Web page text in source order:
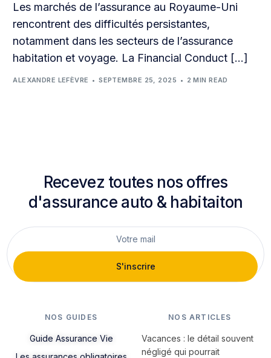
Les marchés de l’assurance au Royaume-Uni
rencontrent des difficultés persistantes,
notamment dans les secteurs de l’assurance
habitation et voyage. La Financial Conduct […]
ALEXANDRE LEFÈVRE SEPTEMBRE 25, 2025 2 MIN READ
Recevez toutes nos offres
d'assurance auto & habitaiton
S'inscrire
NOS GUIDES
Guide Assurance Vie
NOS ARTICLES
Vacances : le détail souvent
négligé qui pourrait